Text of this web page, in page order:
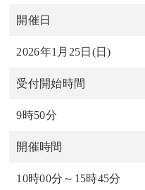
開催日
2026年1月25日(日)
受付開始時間
9時50分
開催時間
10時00分～15時45分